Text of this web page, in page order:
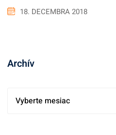
18. DECEMBRA 2018
Archív